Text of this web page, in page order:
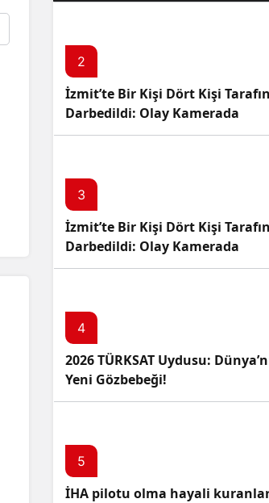
2
İzmit’te Bir Kişi Dört Kişi
Darbedildi: Olay Kamerada
3
İzmit’te Bir Kişi Dört Kişi
Darbedildi: Olay Kamerada
4
2026 TÜRKSAT Uydusu:
Yeni Gözbebeği!
5
İHA pilotu olma hayali